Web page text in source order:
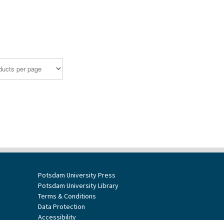
Potsdam University Press
Potsdam University Library
Terms & Conditions
Data Protection
Accessibility